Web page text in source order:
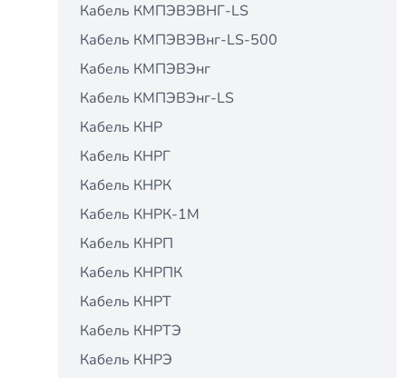
Кабель КМПЭВЭВНГ-LS
Кабель КМПЭВЭВнг-LS-500
Кабель КМПЭВЭнг
Кабель КМПЭВЭнг-LS
Кабель КНР
Кабель КНРГ
Кабель КНРК
Кабель КНРК-1М
Кабель КНРП
Кабель КНРПК
Кабель КНРТ
Кабель КНРТЭ
Кабель КНРЭ